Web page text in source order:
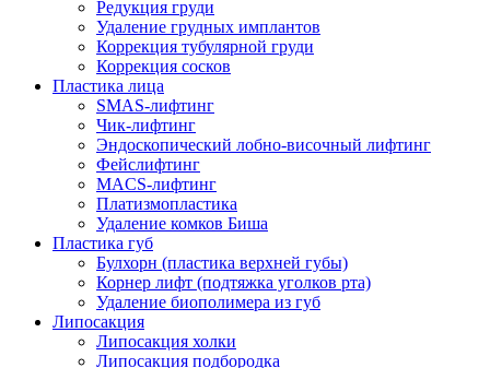
Редукция груди
Удаление грудных имплантов
Коррекция тубулярной груди
Коррекция сосков
Пластика лица
SMAS-лифтинг
Чик-лифтинг
Эндоскопический лобно-височный лифтинг
Фейслифтинг
MACS-лифтинг
Платизмопластика
Удаление комков Биша
Пластика губ
Булхорн (пластика верхней губы)
Корнер лифт (подтяжка уголков рта)
Удаление биополимера из губ
Липосакция
Липосакция холки
Липосакция подбородка